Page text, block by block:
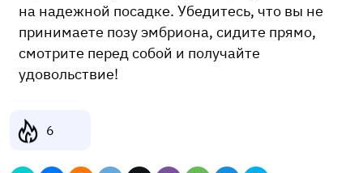
на надежной посадке. Убедитесь, что вы не
принимаете позу эмбриона, сидите прямо,
смотрите перед собой и получайте
удовольствие!
6